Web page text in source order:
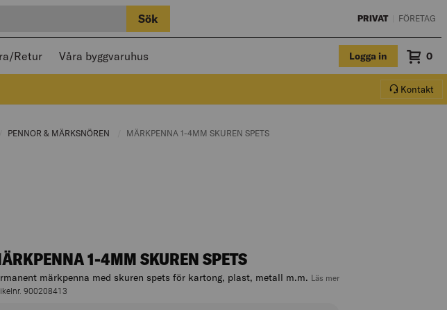
Sök PRIVAT FÖRETAG
Retur Våra byggvaruhus Logga in 0
Kontakt
PAGE:
PENNOR & MÄRKSNÖREN CURRENT PAGE:
CURRENT PAGE:
MÄRKPENNA 1-4MM SKUREN SPETS
1-4MM SKUREN SPETS
märkpenna med skuren spets för kartong, plast, metall m.m. Läs mer
900208413